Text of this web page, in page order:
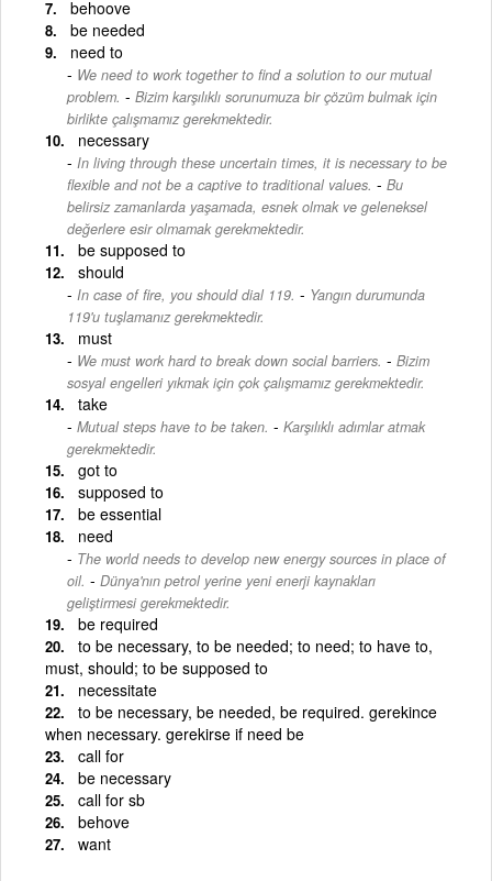
behoove
be needed
need to
We need to work together to find a solution to our mutual
problem. - Bizim karşılıklı sorunumuza bir çözüm bulmak için
birlikte çalışmamız gerekmektedir.
necessary
In living through these uncertain times, it is necessary to be
flexible and not be a captive to traditional values. - Bu
belirsiz zamanlarda yaşamada, esnek olmak ve geleneksel
değerlere esir olmamak gerekmektedir.
be supposed to
should
In case of fire, you should dial 119. - Yangın durumunda
119'u tuşlamanız gerekmektedir.
must
We must work hard to break down social barriers. - Bizim
sosyal engelleri yıkmak için çok çalışmamız gerekmektedir.
take
Mutual steps have to be taken. - Karşılıklı adımlar atmak
gerekmektedir.
got to
supposed to
be essential
need
The world needs to develop new energy sources in place of
oil. - Dünya'nın petrol yerine yeni enerji kaynakları
geliştirmesi gerekmektedir.
be required
to be necessary, to be needed; to need; to have to,
must, should; to be supposed to
necessitate
to be necessary, be needed, be required. gerekince
when necessary. gerekirse if need be
call for
be necessary
call for sb
behove
want